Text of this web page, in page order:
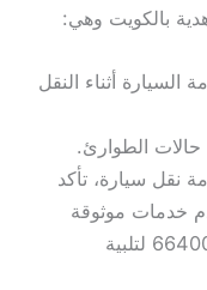
بالكويت وهي:
أثناء النقل
الطوارئ.
نقل سيارة، تأكد
خدمات موثوقة
تواصل معنا على رقم ونش هدية 66400336 لتلبية